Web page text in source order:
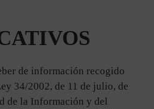
de información recogido
34/2002, de 11 de julio, de
de la Información y del